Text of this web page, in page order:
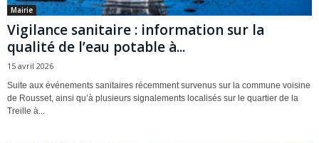
Mairie
Vigilance sanitaire : information sur la
qualité de l’eau potable à...
15 avril 2026
Suite aux événements sanitaires récemment survenus sur la commune voisine
de Rousset, ainsi qu’à plusieurs signalements localisés sur le quartier de la
Treille à...